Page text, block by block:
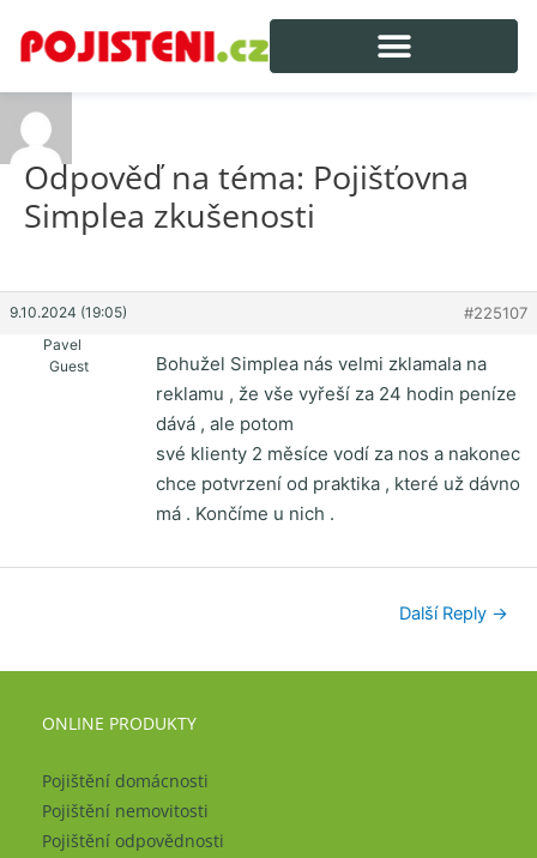
Odpověď na téma: Pojišťovna
Simplea zkušenosti
9.10.2024 (19:05) #225107
Pavel
Guest
Bohužel Simplea nás velmi zklamala na
reklamu , že vše vyřeší za 24 hodin peníze
dává , ale potom
své klienty 2 měsíce vodí za nos a nakonec
chce potvrzení od praktika , které už dávno
má . Končíme u nich .
Další Reply →
ONLINE PRODUKTY
Pojištění domácnosti
Pojištění nemovitosti
Pojištění odpovědnosti